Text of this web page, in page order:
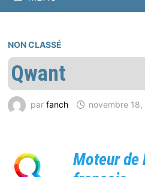
NON CLASSÉ
Qwant
par fanch novembre 18,
Moteur de